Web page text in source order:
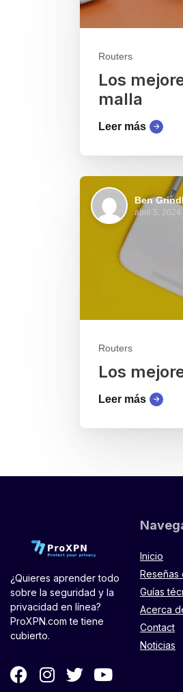
Routers
Los
malla
Leer más
Ben
abril 5, 2024
Routers
Los
Leer más
¿Quieres aprender todo
sobre la seguridad y la
privacidad en línea?
ProXPN.com te tiene
cubierto.
Inicio
Reseñas
Guías
Acerca
Contact
Noticias